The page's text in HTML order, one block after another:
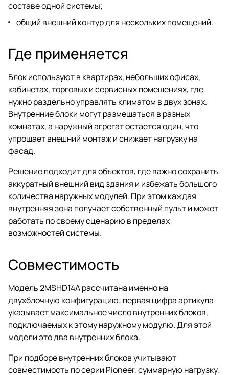
составе одной системы;
общий внешний контур для нескольких помещений.
Где применяется
Блок используют в квартирах, небольших офисах,
кабинетах, торговых и сервисных помещениях, где
нужно раздельно управлять климатом в двух зонах.
Внутренние блоки могут размещаться в разных
комнатах, а наружный агрегат остается один, что
упрощает внешний монтаж и снижает нагрузку на
фасад.
Решение подходит для объектов, где важно сохранить
аккуратный внешний вид здания и избежать большого
количества наружных модулей. При этом каждая
внутренняя зона получает собственный пульт и может
работать по своему сценарию в пределах
возможностей системы.
Совместимость
Модель 2MSHD14A рассчитана именно на
двухблочную конфигурацию: первая цифра артикула
указывает максимальное число внутренних блоков,
подключаемых к этому наружному модулю. Для этой
модели это два внутренних блока.
При подборе внутренних блоков учитывают
совместимость по серии Pioneer, суммарную нагрузку,